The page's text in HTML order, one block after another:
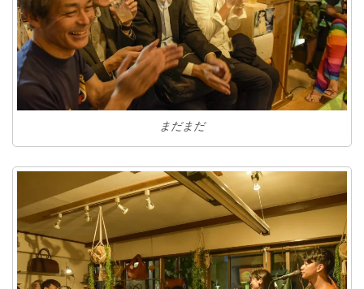
まだまだ